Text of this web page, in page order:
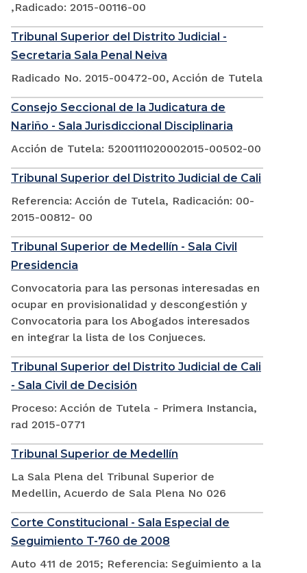
,Radicado: 2015-00116-00
Tribunal Superior del Distrito Judicial -
Secretaria Sala Penal Neiva
Radicado No. 2015-00472-00, Acción de Tutela
Consejo Seccional de la Judicatura de
Nariño - Sala Jurisdiccional Disciplinaria
Acción de Tutela: 5200111020002015-00502-00
Tribunal Superior del Distrito Judicial de Cali
Referencia: Acción de Tutela, Radicación: 00-
2015-00812- 00
Tribunal Superior de Medellín - Sala Civil
Presidencia
Convocatoria para las personas interesadas en
ocupar en provisionalidad y descongestión y
Convocatoria para los Abogados interesados
en integrar la lista de los Conjueces.
Tribunal Superior del Distrito Judicial de Cali
- Sala Civil de Decisión
Proceso: Acción de Tutela - Primera Instancia,
rad 2015-0771
Tribunal Superior de Medellín
La Sala Plena del Tribunal Superior de
Medellin, Acuerdo de Sala Plena No 026
Corte Constitucional - Sala Especial de
Seguimiento T-760 de 2008
Auto 411 de 2015; Referencia: Seguimiento a la